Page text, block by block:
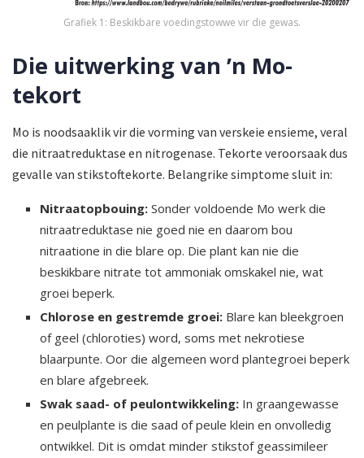
Grafiek 1: Beskikbare voedingstowwe vir die gewas.
Die uitwerking van ’n Mo-
tekort
Mo is noodsaaklik vir die vorming van verskeie ensieme, veral
die nitraatreduktase en nitrogenase. Tekorte veroorsaak dus
gevalle van stikstoftekorte. Belangrike simptome sluit in:
Nitraatopbouing: Sonder voldoende Mo werk die
nitraat­reduktase nie goed nie en daarom bou
nitraatione in die blare op. Die plant kan nie die
beskikbare nitrate tot ammoniak omskakel nie, wat
groei beperk.
Chlorose en gestremde groei: Blare kan bleekgroen
of geel (chloroties) word, soms met nekrotiese
blaarpunte. Oor die algemeen word plantegroei beperk
en blare afgebreek.
Swak saad- of peulontwikkeling: In graangewasse
en peulplante is die saad of peule klein en onvolledig
ontwikkel. Dit is omdat minder stikstof geassimileer